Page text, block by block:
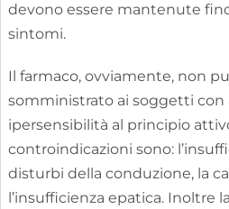
devono essere mantenute
sintomi.
Il farmaco, ovviamente, non
somministrato ai soggetti con
ipersensibilità al principio
controindicazioni sono:
disturbi della conduzione, la
l’insufficienza epatica. Inoltre